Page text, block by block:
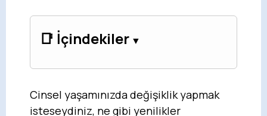
📑 İçindekiler
Cinsel yaşamınızda değişiklik yapmak
isteseydiniz, ne gibi yenilikler